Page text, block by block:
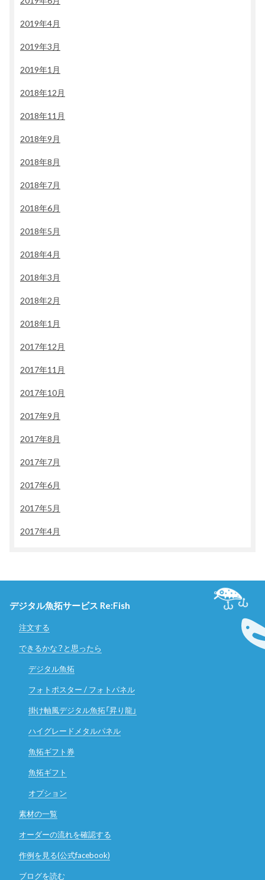
2019年4月
2019年3月
2019年1月
2018年12月
2018年11月
2018年9月
2018年8月
2018年7月
2018年6月
2018年5月
2018年4月
2018年3月
2018年2月
2018年1月
2017年12月
2017年11月
2017年10月
2017年9月
2017年8月
2017年7月
2017年6月
2017年5月
2017年4月
デジタル魚拓サービス Re:Fish
注文する
できるかな？と思ったら
デジタル魚拓
フォトポスター / フォトパネル
掛け軸風デジタル魚拓「昇り龍」
ハイグレードメタルパネル
魚拓ギフト券
魚拓ギフト
オプション
素材の一覧
オーダーの流れを確認する
作例を見る(公式facebook)
ブログを読む